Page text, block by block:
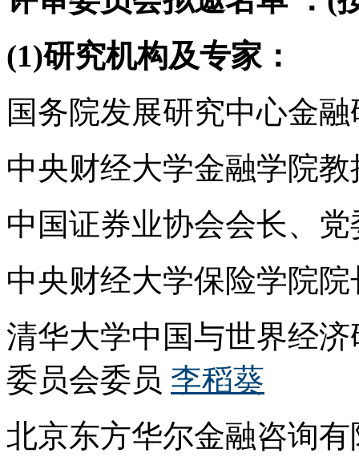
(1)研究机构及专家：
国务院发展研究中心金
中央财经大学金融学院
中国证券业协会会长、
中央财经大学保险学院
清华大学中国与世界经
委员会委员 李稻葵
北京东方华尔金融咨询